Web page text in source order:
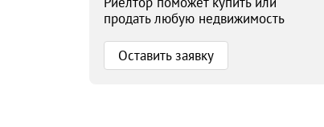
продать любую недвижимость
Оставить заявку